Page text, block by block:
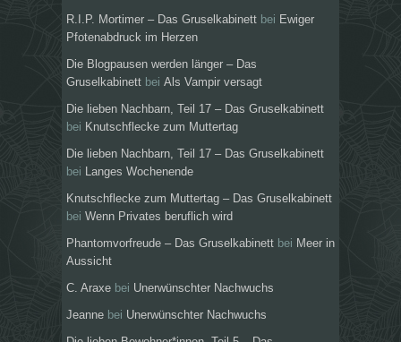
R.I.P. Mortimer – Das Gruselkabinett bei Ewiger
Pfotenabdruck im Herzen
Die Blogpausen werden länger – Das
Gruselkabinett bei Als Vampir versagt
Die lieben Nachbarn, Teil 17 – Das Gruselkabinett
bei Knutschflecke zum Muttertag
Die lieben Nachbarn, Teil 17 – Das Gruselkabinett
bei
Langes Wochenende
Knutschflecke zum Muttertag – Das Gruselkabinett
bei Wenn Privates beruflich wird
Phantomvorfreude – Das Gruselkabinett bei Meer in
Aussicht
C. Araxe bei Unerwünschter Nachwuchs
Jeanne bei Unerwünschter Nachwuchs